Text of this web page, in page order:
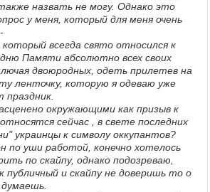
назвать не могу. Однако это
у меня, который для меня очень
который всегда свято относился к
Памяти абсолютно всех своих
двоюродных, одеть прилетев на
ленточку, которую я одеваю уже
окружающими как призыв к
сейчас , в свете последних
украинцы к символу оккупантов?
по уши работой, конечно хотелось
по скайпу, однако подозреваю,
публичный и скайпу не доверишь то о